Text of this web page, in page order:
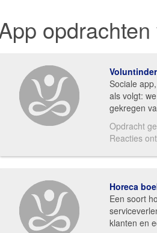
Voluntinder
Sociale
als volgt:
gekregen
Opdracht
Reacties
Horeca
Een soort
klanten en